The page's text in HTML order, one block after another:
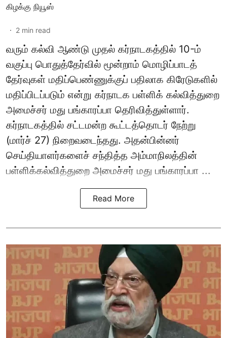
கிழக்கு நியூஸ்
2 min read
வரும் கல்வி ஆண்டு முதல் கர்நாடகத்தில் 10-ம்
வகுப்பு பொதுத்தேர்வில் மூன்றாம் மொழிப்பாடத்
தேர்வுகள் மதிப்பெண்ணுக்குப் பதிலாக கிரேடுகளில்
மதிப்பிடப்படும் என்று கர்நாடக பள்ளிக் கல்வித்துறை
அமைச்சர் மது பங்காரப்பா தெரிவித்துள்ளார்.
கர்நாடகத்தில் சட்டமன்ற கூட்டத்தொடர் நேற்று
(மார்ச் 27) நிறைவடைந்தது. அதன்பின்னர்
செய்தியாளர்களைச் சந்தித்த அம்மாநிலத்தின்
பள்ளிக்கல்வித்துறை அமைச்சர் மது பங்காரப்பா ...
Read More